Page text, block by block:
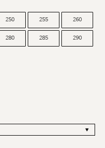
250 255 260
280 285 290